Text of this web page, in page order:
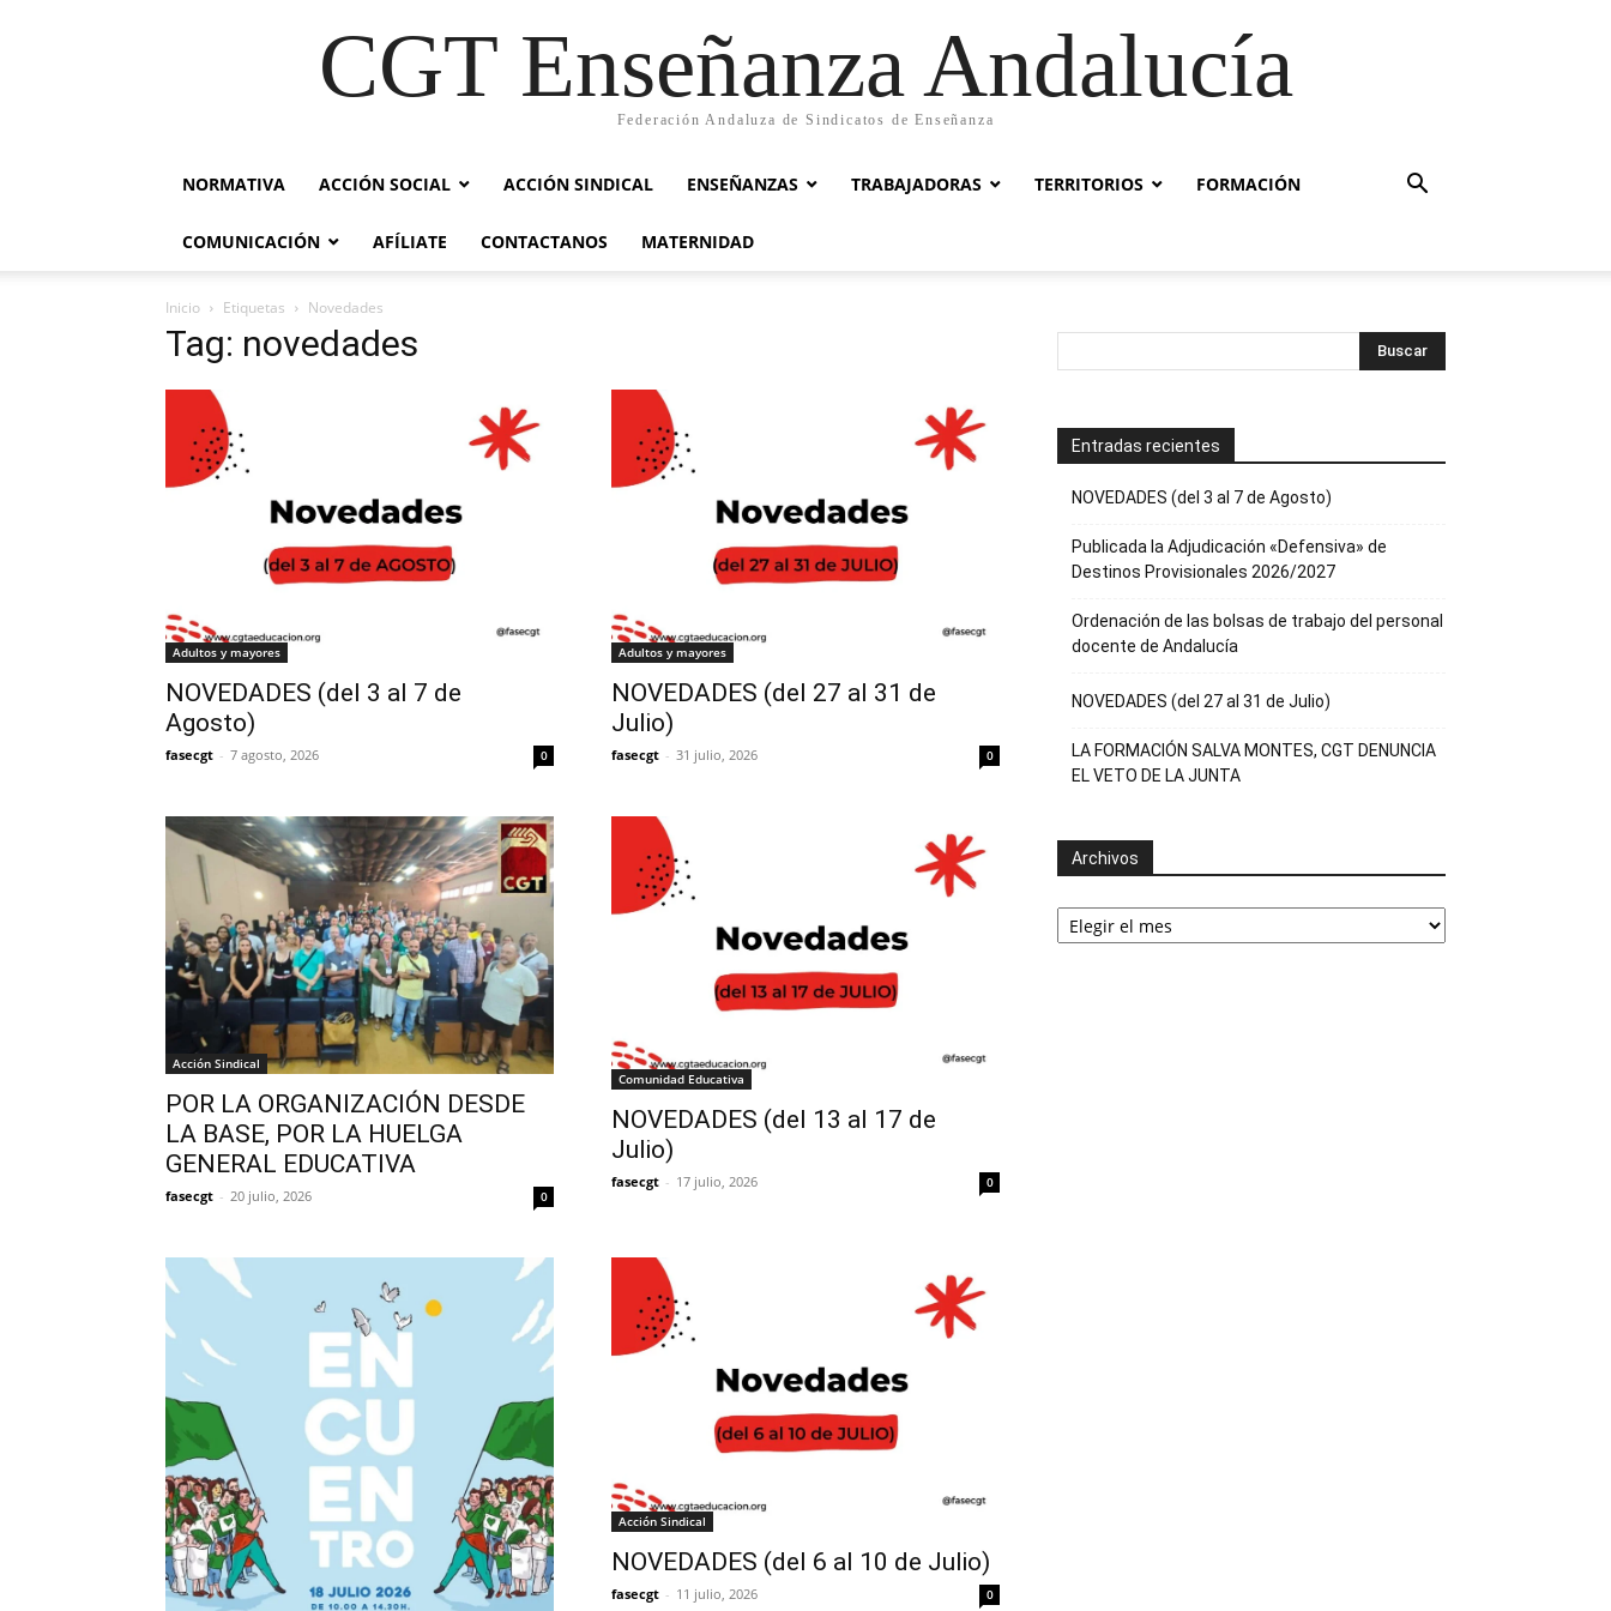
CGT Enseñanza Andalucía
Federación Andaluza de Sindicatos de Enseñanza
NORMATIVA ACCIÓN SOCIAL ACCIÓN SINDICAL ENSEÑANZAS TRABAJADORAS TERRITORIOS FORMACIÓN
COMUNICACIÓN AFÍLIATE CONTACTANOS MATERNIDAD
Inicio Etiquetas Novedades
Tag: novedades
Adultos y mayores
NOVEDADES (del 3 al 7 de
Agosto)
fasecgt - 7 agosto, 2026 0
Adultos y mayores
NOVEDADES (del 27 al 31 de
Julio)
fasecgt - 31 julio, 2026 0
Acción Sindical
POR LA ORGANIZACIÓN DESDE
LA BASE, POR LA HUELGA
GENERAL EDUCATIVA
fasecgt - 20 julio, 2026 0
Comunidad Educativa
NOVEDADES (del 13 al 17 de
Julio)
fasecgt - 17 julio, 2026 0
Acción Sindical
NOVEDADES (del 6 al 10 de Julio)
fasecgt - 11 julio, 2026 0
Entradas recientes
NOVEDADES (del 3 al 7 de Agosto)
Publicada la Adjudicación «Defensiva» de
Destinos Provisionales 2026/2027
Ordenación de las bolsas de trabajo del personal
docente de Andalucía
NOVEDADES (del 27 al 31 de Julio)
LA FORMACIÓN SALVA MONTES, CGT DENUNCIA
EL VETO DE LA JUNTA
Archivos
Archivos